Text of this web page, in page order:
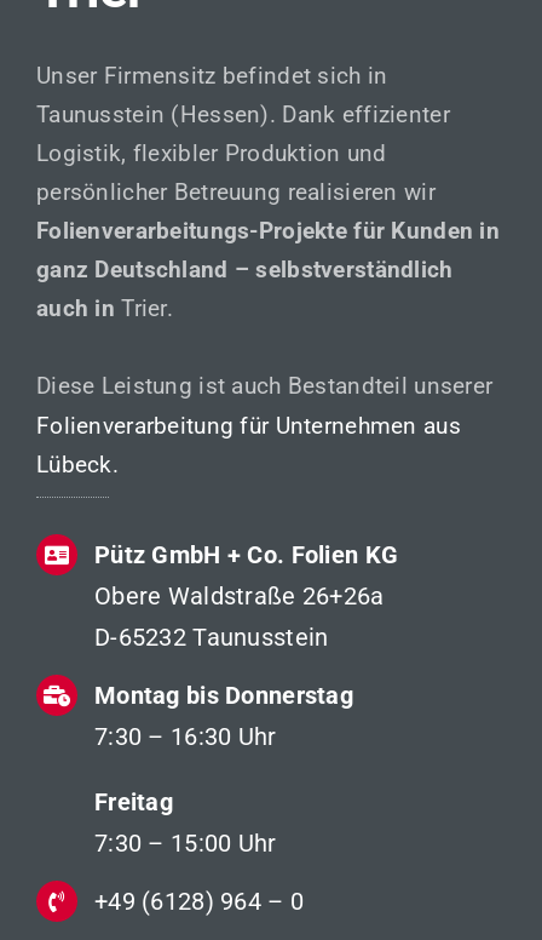
Unser Firmensitz befindet sich in
Taunusstein (Hessen). Dank effizienter
Logistik, flexibler Produktion und
persönlicher Betreuung realisieren wir
Folienverarbeitungs-Projekte für Kunden in
ganz Deutschland – selbstverständlich
auch in Trier.
Diese Leistung ist auch Bestandteil unserer
Folienverarbeitung für Unternehmen aus
Lübeck.
Pütz GmbH + Co. Folien KG
Obere Waldstraße 26+26a
D-65232 Taunusstein
Montag bis Donnerstag
7:30 – 16:30 Uhr
Freitag
7:30 – 15:00 Uhr
+49 (6128) 964 – 0